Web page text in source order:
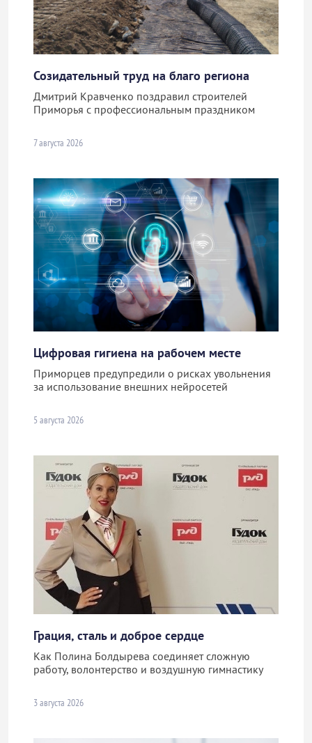
Созидательный труд на благо региона
Дмитрий Кравченко поздравил строителей
Приморья с профессиональным праздником
7 августа 2026
Цифровая гигиена на рабочем месте
Приморцев предупредили о рисках увольнения
за использование внешних нейросетей
5 августа 2026
Грация, сталь и доброе сердце
Как Полина Болдырева соединяет сложную
работу, волонтерство и воздушную гимнастику
3 августа 2026